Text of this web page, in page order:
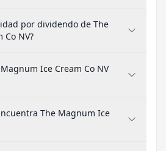
por dividendo de The
Co NV?
Ice Cream Co NV
The Magnum Ice